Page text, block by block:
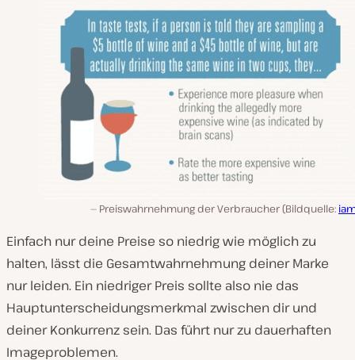
Preiswahrnehmung der Verbraucher (Bildquelle:
Einfach nur deine Preise so niedrig wie möglich zu
halten, lässt die Gesamtwahrnehmung deiner Marke
nur leiden. Ein niedriger Preis sollte also nie das
Hauptunterscheidungsmerkmal zwischen dir und
deiner Konkurrenz sein. Das führt nur zu dauerhaften
Imageproblemen.